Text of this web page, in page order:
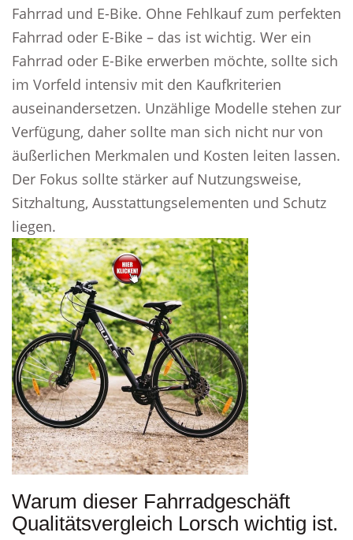
Fahrrad und E-Bike. Ohne Fehlkauf zum perfekten
Fahrrad oder E-Bike – das ist wichtig. Wer ein
Fahrrad oder E-Bike erwerben möchte, sollte sich
im Vorfeld intensiv mit den Kaufkriterien
auseinandersetzen. Unzählige Modelle stehen zur
Verfügung, daher sollte man sich nicht nur von
äußerlichen Merkmalen und Kosten leiten lassen.
Der Fokus sollte stärker auf Nutzungsweise,
Sitzhaltung, Ausstattungselementen und Schutz
liegen.
Warum dieser Fahrradgeschäft
Qualitätsvergleich Lorsch wichtig ist.